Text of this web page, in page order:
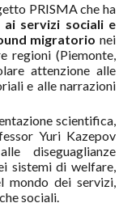
PRISMA che ha
ai servizi sociali e
migratorio nei
regioni (Piemonte,
attenzione alle
e alle narrazioni
scientifica,
Yuri Kazepov
diseguaglianze
sistemi di welfare,
mondo dei servizi,
sociali.